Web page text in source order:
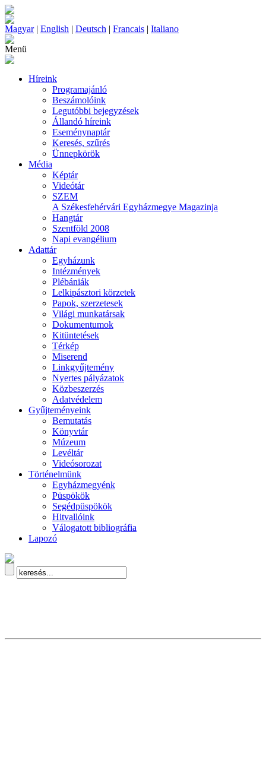
Magyar| English | Deutsch | Francais | Italiano
Menü
Híreink
Programajánló
Beszámolóink
Legutóbbi bejegyzések
Állandó híreink
Eseménynaptár
Keresés, szűrés
Ünnepkörök
Média
Képtár
Videótár
SZEM
A Székesfehérvári Egyházmegye Magazinja
Hangtár
Szentföld 2008
Napi evangélium
Adattár
Egyházunk
Intézmények
Plébániák
Lelkipásztori körzetek
Papok, szerzetesek
Világi munkatársak
Dokumentumok
Kitüntetések
Térkép
Miserend
Linkgyűjtemény
Nyertes pályázatok
Közbeszerzés
Adatvédelem
Gyűjteményeink
Bemutatás
Könyvtár
Múzeum
Levéltár
Videósorozat
Történelmünk
Egyházmegyénk
Püspökök
Segédpüspökök
Hitvallóink
Válogatott bibliográfia
Lapozó